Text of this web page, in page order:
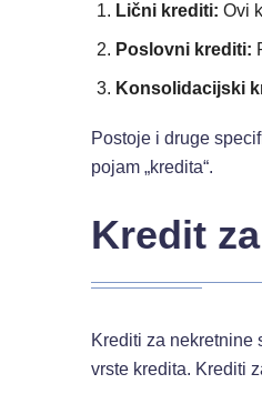
Lični krediti: Ovi
Poslovni krediti:
Konsolidacijski
Postoje i druge
pojam „kredita“.
Kredit
Krediti za nekretnine
vrste kredita. Krediti